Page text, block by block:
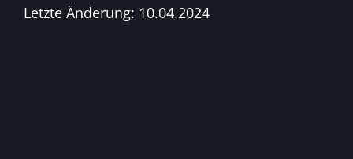
Letzte Änderung: 10.04.2024